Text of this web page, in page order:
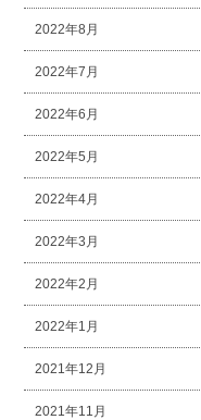
2022年8月
2022年7月
2022年6月
2022年5月
2022年4月
2022年3月
2022年2月
2022年1月
2021年12月
2021年11月